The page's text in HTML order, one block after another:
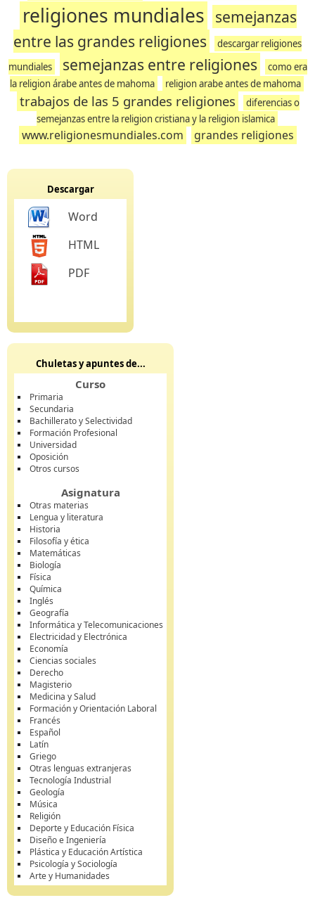
religiones mundiales semejanzas
entre las grandes religiones
descargar religiones
mundiales
semejanzas entre religiones
como era
la religion árabe antes de mahoma
religion arabe antes de mahoma
trabajos de las 5 grandes religiones
diferencias o
semejanzas entre la religion cristiana y la religion islamica
www.religionesmundiales.com grandes religiones
Descargar
Word
HTML
PDF
Chuletas y apuntes de...
Curso
Primaria
Secundaria
Bachillerato y Selectividad
Formación Profesional
Universidad
Oposición
Otros cursos
Asignatura
Otras materias
Lengua y literatura
Historia
Filosofía y ética
Matemáticas
Biología
Física
Química
Inglés
Geografía
Informática y Telecomunicaciones
Electricidad y Electrónica
Economía
Ciencias sociales
Derecho
Magisterio
Medicina y Salud
Formación y Orientación Laboral
Francés
Español
Latín
Griego
Otras lenguas extranjeras
Tecnología Industrial
Geología
Música
Religión
Deporte y Educación Física
Diseño e Ingeniería
Plástica y Educación Artística
Psicología y Sociología
Arte y Humanidades